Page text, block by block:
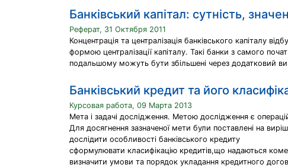
Банківський капітал: сутність,
Реферат, 31 Октября 2011
Концентрація та централізація банківського капіталу
формою централізації капіталу. Такі банки з самого
подальшому можуть бути збільшені через додатковий
Банківський кредит та його
Курсовая работа, 09 Марта 2013
Мета і задачі дослідження. Метою дослідження є
Для досягнення зазначеної мети були поставлені на
дослідити особливості банківського кредиту
сформулювати класифікацію кредитів,що надаються
визначити умови та порядок укладання кредитного